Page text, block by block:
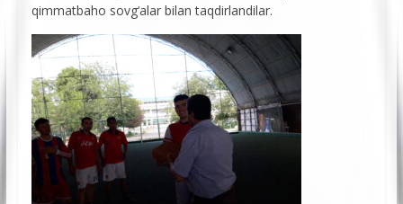
qimmatbaho sovg‘alar bilan taqdirlandilar.